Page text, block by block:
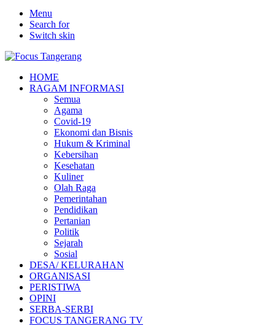
Menu
Search for
Switch skin
HOME
RAGAM INFORMASI
Semua
Agama
Covid-19
Ekonomi dan Bisnis
Hukum & Kriminal
Kebersihan
Kesehatan
Kuliner
Olah Raga
Pemerintahan
Pendidikan
Pertanian
Politik
Sejarah
Sosial
DESA/ KELURAHAN
ORGANISASI
PERISTIWA
OPINI
SERBA-SERBI
FOCUS TANGERANG TV